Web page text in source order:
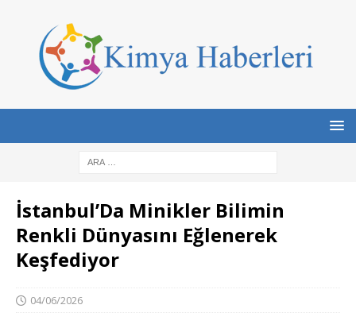
İstanbul’Da Minikler Bilimin
Renkli Dünyasını Eğlenerek
Keşfediyor
04/06/2026